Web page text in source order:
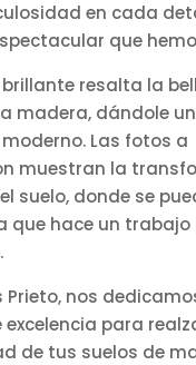
en cada
que
resalta la
madera, dándole
Las fotos a
muestran la
suelo, donde se
que hace un trabajo
Prieto, nos
excelencia para
de tus suelos de